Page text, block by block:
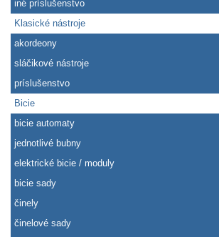
iné príslušenstvo
Klasické nástroje
akordeony
sláčikové nástroje
príslušenstvo
Bicie
bicie automaty
jednotlivé bubny
elektrické bicie / moduly
bicie sady
činely
činelové sady